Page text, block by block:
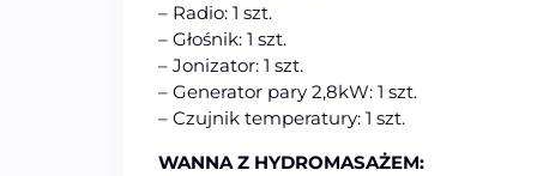
– Radio: 1 szt.
– Głośnik: 1 szt.
– Jonizator: 1 szt.
– Generator pary 2,8kW: 1 szt.
– Czujnik temperatury: 1 szt.
WANNA Z HYDROMASAŻEM: